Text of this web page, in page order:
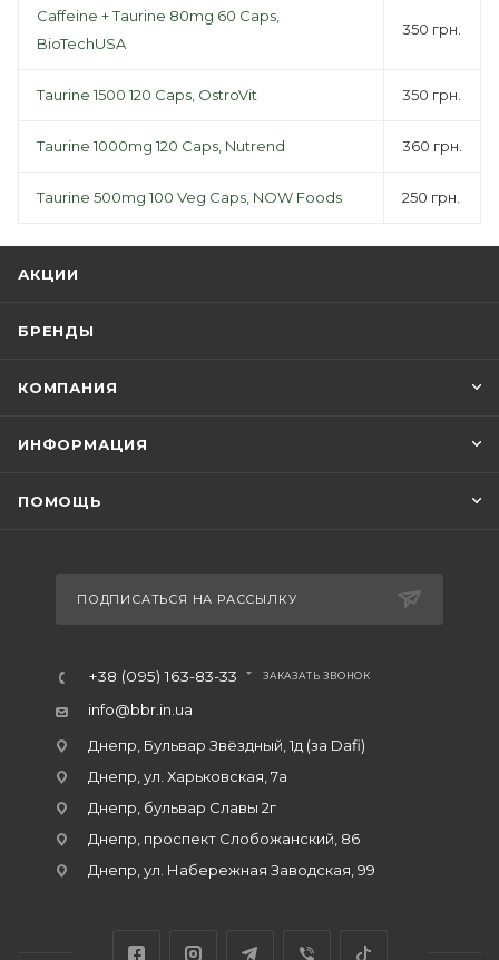
Caffeine + Taurine 80mg 60 Caps,
BioTechUSA
350 грн.
Taurine 1500 120 Caps, OstroVit 350 грн.
Taurine 1000mg 120 Caps, Nutrend 360 грн.
Taurine 500mg 100 Veg Caps, NOW Foods 250 грн.
АКЦИИ
БРЕНДЫ
КОМПАНИЯ
ИНФОРМАЦИЯ
ПОМОЩЬ
ПОДПИСАТЬСЯ НА РАССЫЛКУ
+38 (095) 163-83-33 ЗАКАЗАТЬ ЗВОНОК
info@bbr.in.ua
Днепр, Бульвар Звёздный, 1д (за Dafi)
Днепр, ул. Харьковская, 7а
Днепр, бульвар Славы 2г
Днепр, проспект Слобожанский, 86
Днепр, ул. Набережная Заводская, 99